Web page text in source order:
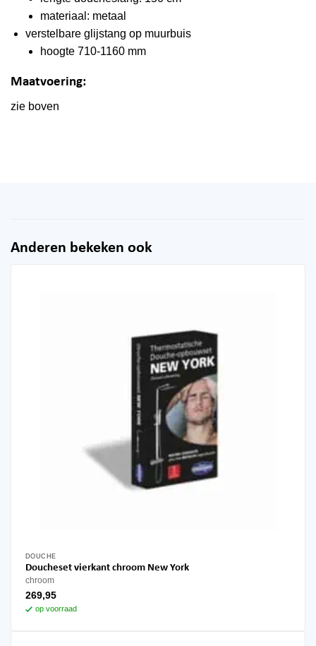
materiaal: metaal
verstelbare glijstang op muurbuis
hoogte 710-1160 mm
Maatvoering:
zie boven
Anderen bekeken ook
DOUCHE
Doucheset vierkant chroom New York
chroom
269,95
op voorraad